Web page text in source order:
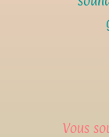
Vous